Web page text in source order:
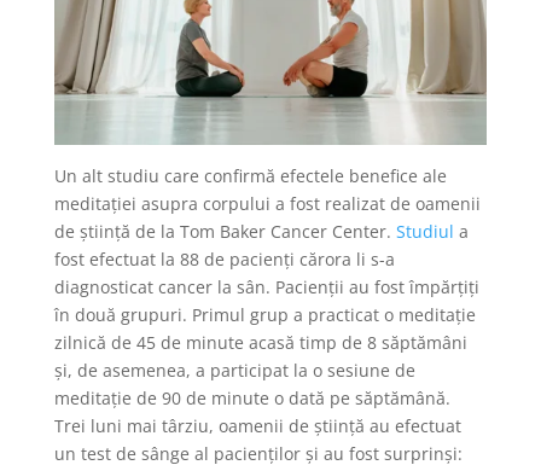
Un alt studiu care confirmă efectele benefice ale
meditației asupra corpului a fost realizat de oamenii
de știință de la Tom Baker Cancer Center. Studiul a
fost efectuat la 88 de pacienți cărora li s-a
diagnosticat cancer la sân. Pacienții au fost împărțiți
în două grupuri. Primul grup a practicat o meditație
zilnică de 45 de minute acasă timp de 8 săptămâni
și, de asemenea, a participat la o sesiune de
meditație de 90 de minute o dată pe săptămână.
Trei luni mai târziu, oamenii de știință au efectuat
un test de sânge al pacienților și au fost surprinși: